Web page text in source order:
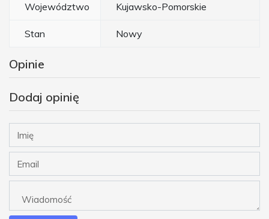
Województwo Kujawsko-Pomorskie
Stan Nowy
Opinie
Dodaj opinię